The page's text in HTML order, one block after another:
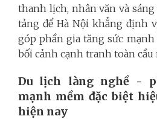
thanh lịch, nhân văn và
tảng để Hà Nội khẳng định
góp phần gia tăng sức
bối cảnh cạnh tranh toàn cầu
Du lịch làng nghề -
mạnh mềm đặc biệt
hiện nay